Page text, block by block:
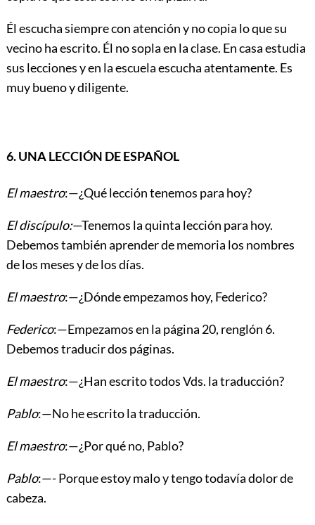
Él escucha siempre con atención y no copia lo que su
vecino ha escrito. Él no sopla en la clase. En casa estudia
sus lecciones y en la escuela escucha atentamente. Es
muy bueno y diligente.
6. UNA LECCIÓN DE ESPAÑOL
El maestro:—¿Qué lección tenemos para hoy?
El discípulo:—Tenemos la quinta lección para hoy.
Debemos también aprender de memoria los nombres
de los meses y de los días.
El maestro:—¿Dónde empezamos hoy, Federico?
Federico:—Empezamos en la página 20, renglón 6.
Debemos traducir dos páginas.
El maestro:—¿Han escrito todos Vds. la traducción?
Pablo:—No he escrito la traducción.
El maestro:—¿Por qué no, Pablo?
Pablo:—- Porque estoy malo y tengo todavía dolor de
cabeza.